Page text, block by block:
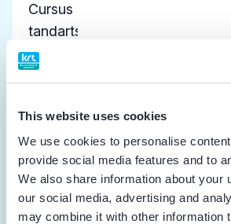
This website uses cookies
We use cookies to personalise
provide social media features and to
We also share information about your
our social media, advertising and
may combine it with other information
Cursus Orale chirurgie in de
tandartspraktijk
Vakinhoudelijke scholing
Functional Occlusion - Module I
Vakinhoudelijke scholing
29-10-2024
KNMT Webinar